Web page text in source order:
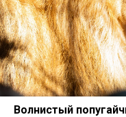
Волнистый